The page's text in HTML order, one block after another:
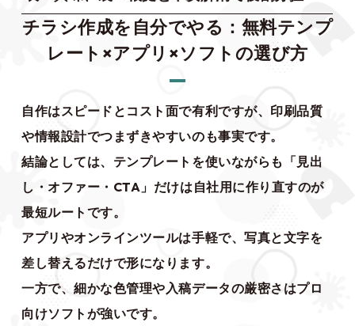
チラシ作成を自分でやる：無料テンプ
レート×アプリ×ソフトの選び方
自作はスピードとコスト面で有利ですが、印刷品質
や情報設計でつまずきやすいのも事実です。
結論としては、テンプレートを使いながらも「見出
し・オファー・CTA」だけは自社用に作り直すのが
最短ルートです。
アプリやオンラインツールは手軽で、写真と文字を
差し替えるだけで形になります。
一方で、細かな色管理や入稿データの厳密さはプロ
向けソフトが強いです。